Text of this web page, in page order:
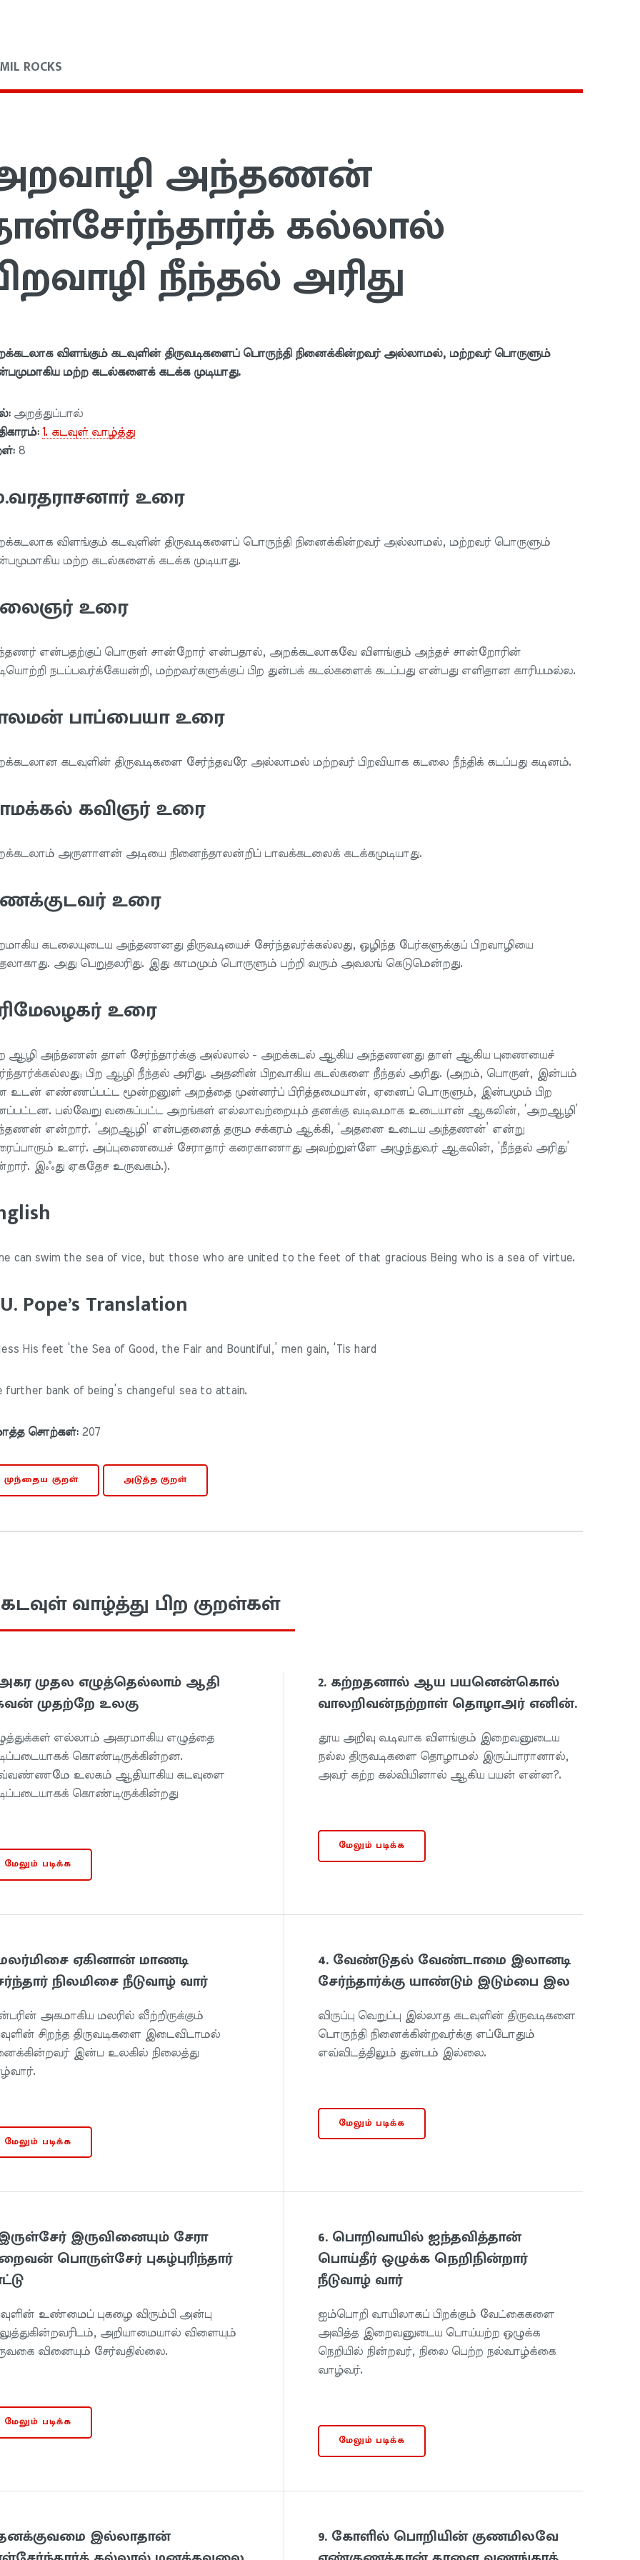
ROCKS
அந்தணன்
கல்லால்
நீந்தல் அரிது
விளங்கும் கடவுளின் திருவடிகளைப் பொருந்தி நினைக்கின்றவர் அல்லாமல், மற்றவர் பொருளும்
மற்ற கடல்களைக் கடக்க முடியாது.
அறத்துப்பால்
1. கடவுள் வாழ்த்து
8
உரை
விளங்கும் கடவுளின் திருவடிகளைப் பொருந்தி நினைக்கின்றவர் அல்லாமல், மற்றவர் பொருளும்
மற்ற கடல்களைக் கடக்க முடியாது.
உரை
என்பதற்குப் பொருள் சான்றோர் என்பதால், அறக்கடலாகவே விளங்கும் அந்தச் சான்றோரின்
நடப்பவர்க்கேயன்றி, மற்றவர்களுக்குப் பிற துன்பக் கடல்களைக் கடப்பது என்பது எளிதான காரியமல்ல.
பாப்பையா உரை
கடவுளின் திருவடிகளை சேர்ந்தவரே அல்லாமல் மற்றவர் பிறவியாக கடலை நீந்திக் கடப்பது கடினம்.
கவிஞர் உரை
அருளாளன் அடியை நினைந்தாலன்றிப் பாவக்கடலைக் கடக்கமுடியாது.
உரை
கடலையுடைய அந்தணனது திருவடியைச் சேர்ந்தவர்க்கல்லது, ஒழிந்த பேர்களுக்குப் பிறவாழியை
அது பெறுதலரிது. இது காமமும் பொருளும் பற்றி வரும் அவலங் கெடுமென்றது.
உரை
ஆழி அந்தணன் தாள் சேர்ந்தார்க்கு அல்லால் - அறக்கடல் ஆகிய அந்தணனது தாள் ஆகிய புணையைச்
பிற ஆழி நீந்தல் அரிது. அதனின் பிறவாகிய கடல்களை நீந்தல் அரிது. (அறம், பொருள், இன்பம்
உடன் எண்ணப்பட்ட மூன்றனுள் அறத்தை முன்னர்ப் பிரித்தமையான், ஏனைப் பொருளும், இன்பமும் பிற
பல்வேறு வகைப்பட்ட அறங்கள் எல்லாவற்றையும் தனக்கு வடிவமாக உடையான் ஆகலின், ‘அறஆழி’
என்றார். ‘அறஆழி’ என்பதனைத் தரும சக்கரம் ஆக்கி, ‘அதனை உடைய அந்தணன்’ என்று
உளர். அப்புணையைச் சேராதார் கரைகாணாது அவற்றுள்ளே அழுந்துவர் ஆகலின், ‘நீந்தல் அரிது’
இஃது ஏகதேச உருவகம்.).
can swim the sea of vice, but those who are united to the feet of that gracious Being who is a sea of virtue.
Pope’s Translation
His feet ‘the Sea of Good, the Fair and Bountiful,’ men gain, ‘Tis hard
further bank of being’s changeful sea to attain.
சொற்கள்:207
முந்தைய குறள் அடுத்த குறள்
கடவுள் வாழ்த்து பிற குறள்கள்
முதல எழுத்தெல்லாம் ஆதி
முதற்றே உலகு
எல்லாம் அகரமாகிய எழுத்தை
கொண்டிருக்கின்றன.
உலகம் ஆதியாகிய கடவுளை
கொண்டிருக்கின்றது
மேலும் படிக்க
2. கற்றதனால் ஆய பயனென்கொல்
வாலறிவன்நற்றாள் தொழாஅர் எனின்.
தூய அறிவு வடிவாக விளங்கும் இறைவனுடைய
நல்ல திருவடிகளை தொழாமல் இருப்பாரானால்,
அவர் கற்ற கல்வியினால் ஆகிய பயன் என்ன?.
மேலும் படிக்க
ஏகினான் மாணடி
நிலமிசை நீடுவாழ் வார்
அகமாகிய மலரில் வீற்றிருக்கும்
சிறந்த திருவடிகளை இடைவிடாமல்
இன்ப உலகில் நிலைத்து
மேலும் படிக்க
4. வேண்டுதல் வேண்டாமை இலானடி
சேர்ந்தார்க்கு யாண்டும் இடும்பை இல
விருப்பு வெறுப்பு இல்லாத கடவுளின் திருவடிகளை
பொருந்தி நினைக்கின்றவர்க்கு எப்போதும்
எவ்விடத்திலும் துன்பம் இல்லை.
மேலும் படிக்க
இருவினையும் சேரா
பொருள்சேர் புகழ்புரிந்தார்
உண்மைப் புகழை விரும்பி அன்பு
அறியாமையால் விளையும்
வினையும் சேர்வதில்லை.
மேலும் படிக்க
6. பொறிவாயில் ஐந்தவித்தான்
பொய்தீர் ஒழுக்க நெறிநின்றார்
நீடுவாழ் வார்
ஐம்பொறி வாயிலாகப் பிறக்கும் வேட்கைகளை
அவித்த இறைவனுடைய பொய்யற்ற ஒழுக்க
நெறியில் நின்றவர், நிலை பெற்ற நல்வாழ்க்கை
வாழ்வர்.
மேலும் படிக்க
தனக்குவமை இல்லாதான்
9. கோளில் பொறியின் குணமிலவே